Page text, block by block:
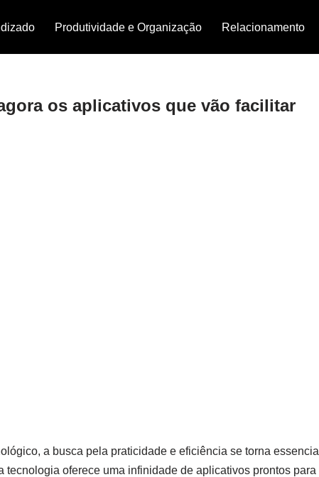
Produtividade e Organização Relacionamento
os aplicativos que vão facilitar
a busca‌ pela ⁤praticidade e eficiência se torna essencial
tecnologia oferece uma infinidade de aplicativos prontos para